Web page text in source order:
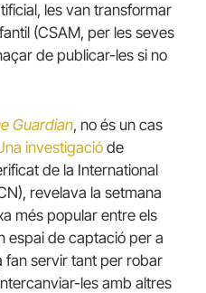
les van transformar
(CSAM, per les seves
de publicar-les si no
Guardian, no és un cas
investigacióde
de la International
revelava la setmana
més popular entre els
espai de captació per a
fan servir tant per robar
les amb altres